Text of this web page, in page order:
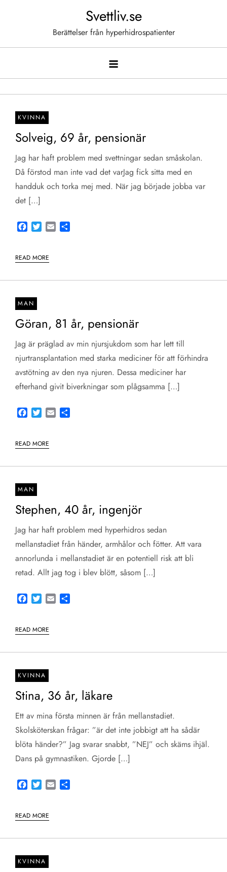
Svettliv.se
Berättelser från hyperhidrospatienter
KVINNA
Solveig, 69 år, pensionär
Jag har haft problem med svettningar sedan småskolan.
Då förstod man inte vad det varJag fick sitta med en
handduk och torka mej med. När jag började jobba var
det […]
Facebook
TwitterEmail
READ MORE
MAN
Göran, 81 år, pensionär
Jag är präglad av min njursjukdom som har lett till
njurtransplantation med starka mediciner för att förhindra
avstötning av den nya njuren. Dessa mediciner har
efterhand givit biverkningar som plågsamma […]
Facebook
TwitterEmail
READ MORE
MAN
Stephen, 40 år, ingenjör
Jag har haft problem med hyperhidros sedan
mellanstadiet från händer, armhålor och fötter. Att vara
annorlunda i mellanstadiet är en potentiell risk att bli
retad. Allt jag tog i blev blött, såsom […]
Facebook
TwitterEmail
READ MORE
KVINNA
Stina, 36 år, läkare
Ett av mina första minnen är från mellanstadiet.
Skolsköterskan frågar: ”är det inte jobbigt att ha sådär
blöta händer?” Jag svarar snabbt, ”NEJ” och skäms ihjäl.
Dans på gymnastiken. Gjorde […]
Facebook
TwitterEmail
READ MORE
KVINNA